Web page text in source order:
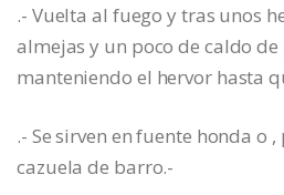
.- Vuelta al fuego y tras unos
almejas y un poco de caldo de
manteniendo el hervor hasta
.- Se sirven en fuente honda o
cazuela de barro.-